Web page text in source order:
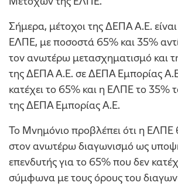
Σήμερα, μέτοχοι της ΔΕΠΑ Α.Ε.
ΕΛΠΕ, με ποσοστά 65% και 35%
τον ανωτέρω μετασχηματισμό και
της ΔΕΠΑ Α.Ε. σε ΔΕΠΑ Εμπορίας
κατέχει το 65% και η ΕΛΠΕ το 35%
της ΔΕΠΑ Εμπορίας Α.Ε.
Το Μνημόνιο προβλέπει ότι η ΕΛΠΕ
στον ανωτέρω διαγωνισμό ως
επενδυτής για το 65% που δεν
σύμφωνα με τους όρους του